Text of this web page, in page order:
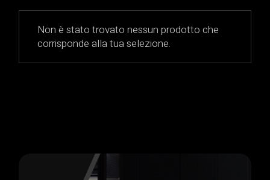
Non è stato trovato nessun prodotto che
corrisponde alla tua selezione.